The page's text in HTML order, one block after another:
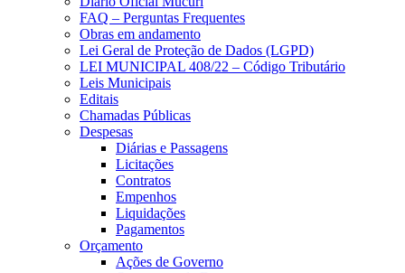
FAQ – Perguntas Frequentes
Obras em andamento
Lei Geral de Proteção de Dados (LGPD)
LEI MUNICIPAL 408/22 – Código Tributário
Leis Municipais
Editais
Chamadas Públicas
Despesas
Diárias e Passagens
Licitações
Contratos
Empenhos
Liquidações
Pagamentos
Orçamento
Ações de Governo